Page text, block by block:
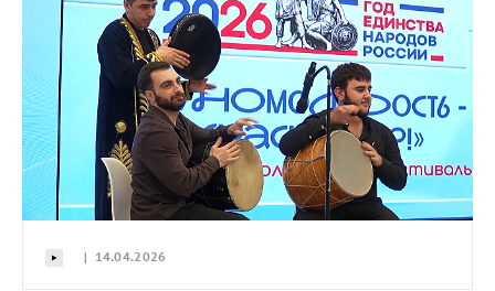
| 14.04.2026